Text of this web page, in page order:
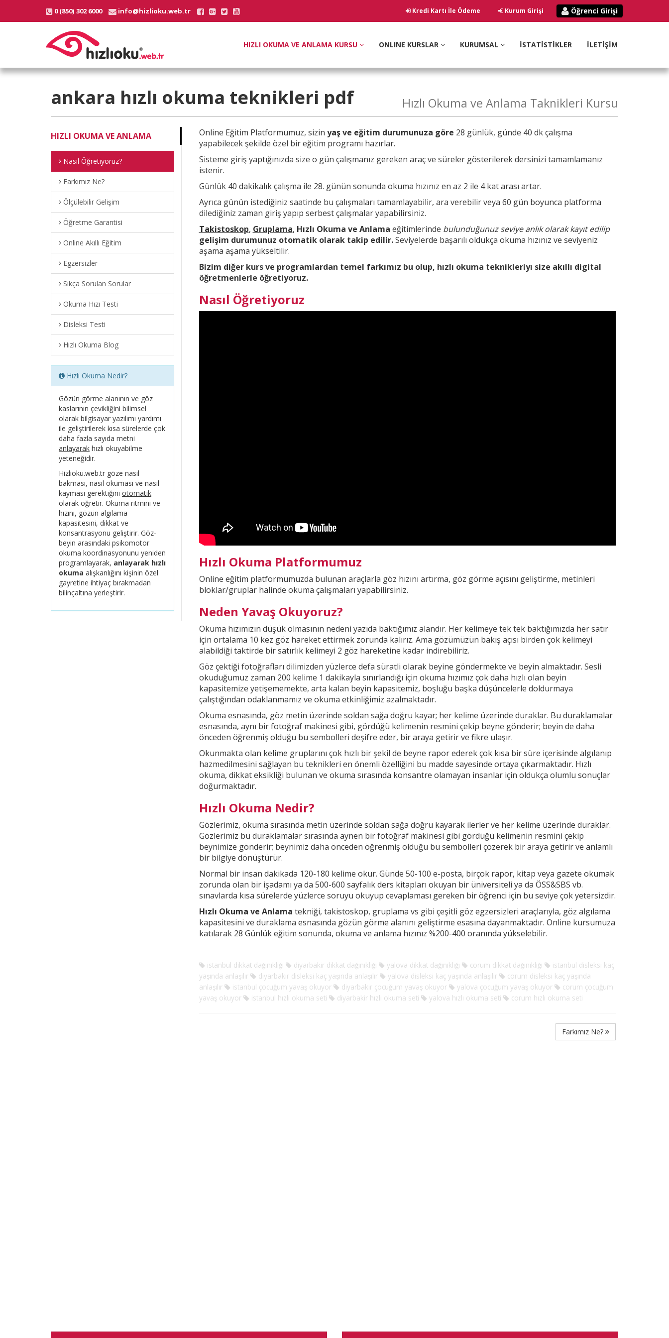
0 (850) 302 6000 info@hizlioku.web.tr Kredi Kartı İle Ödeme Kurum Girişi Öğrenci Girişi
HIZLI OKUMA VE ANLAMA KURSU ONLINE KURSLAR KURUMSAL İSTATİSTİKLER İLETİŞİM
ankara hızlı okuma teknikleri pdf Hızlı Okuma ve Anlama Taknikleri Kursu
HIZLI OKUMA VE ANLAMA
Nasıl Öğretiyoruz?
Farkımız Ne?
Ölçülebilir Gelişim
Öğretme Garantisi
Online Akıllı Eğitim
Egzersizler
Sıkça Sorulan Sorular
Okuma Hızı Testi
Disleksi Testi
Hızlı Okuma Blog
Hızlı Okuma Nedir?
Gözün görme alanının ve göz
kaslarının çevikliğini bilimsel
olarak bilgisayar yazılımı yardımı
ile geliştirilerek kısa sürelerde çok
daha fazla sayıda metni
anlayarak hızlı okuyabilme
yeteneğidir.
Hizlioku.web.tr göze nasıl
bakması, nasıl okuması ve nasıl
kayması gerektiğini otomatik
olarak öğretir. Okuma ritmini ve
hızını, gözün algılama
kapasitesini, dikkat ve
konsantrasyonu geliştirir. Göz-
beyin arasındaki psikomotor
okuma koordinasyonunu yeniden
programlayarak, anlayarak hızlı
okuma alışkanlığını kişinin özel
gayretine ihtiyaç bırakmadan
bilinçaltına yerleştirir.
Online Eğitim Platformumuz, sizin yaş ve eğitim durumunuza göre 28 günlük, günde 40 dk çalışma
yapabilecek şekilde özel bir eğitim programı hazırlar.
Sisteme giriş yaptığınızda size o gün çalışmanız gereken araç ve süreler gösterilerek dersinizi tamamlamanız
istenir.
Günlük 40 dakikalık çalışma ile 28. günün sonunda okuma hızınız en az 2 ile 4 kat arası artar.
Ayrıca günün istediğiniz saatinde bu çalışmaları tamamlayabilir, ara verebilir veya 60 gün boyunca platforma
dilediğiniz zaman giriş yapıp serbest çalışmalar yapabilirsiniz.
Takistoskop, Gruplama, Hızlı Okuma ve Anlama eğitimlerinde bulunduğunuz seviye anlık olarak kayıt edilip
gelişim durumunuz otomatik olarak takip edilir.Seviyelerde başarılı oldukça okuma hızınız ve seviyeniz
aşama aşama yükseltilir.
Bizim diğer kurs ve programlardan temel farkımız bu olup, hızlı okuma teknikleriyı size akıllı digital
öğretmenlerle öğretiyoruz.
Nasıl Öğretiyoruz
Hızlı Okuma Platformumuz
Online eğitim platformumuzda bulunan araçlarla göz hızını artırma, göz görme açısını geliştirme, metinleri
bloklar/gruplar halinde okuma çalışmaları yapabilirsiniz.
Neden Yavaş Okuyoruz?
Okuma hızımızın düşük olmasının nedeni yazıda baktığımız alandır. Her kelimeye tek tek baktığımızda her satır
için ortalama 10 kez göz hareket ettirmek zorunda kalırız. Ama gözümüzün bakış açısı birden çok kelimeyi
alabildiği taktirde birsatırlık kelimeyi 2 göz hareketine kadar indirebiliriz.
Göz çektiği fotoğrafları dilimizden yüzlerce defa süratli olarak beyine göndermekte ve beyin almaktadır. Sesli
okuduğumuz zaman 200 kelime 1 dakikayla sınırlandığı için okuma hızımız çok daha hızlı olan beyin
kapasitemize yetişememekte, arta kalan beyin kapasitemiz, boşluğu başka düşüncelerle doldurmaya
çalıştığından odaklanmamız ve okuma etkinliğimiz azalmaktadır.
Okuma esnasında, göz metin üzerinde soldan sağa doğru kayar; her kelime üzerinde duraklar. Bu duraklamalar
esnasında, aynı bir fotoğraf makinesi gibi, gördüğü kelimenin resmini çekip beyne gönderir; beyin de daha
önceden öğrenmiş olduğu bu sembolleri deşifre eder, bir araya getirir ve fikre ulaşır.
Okunmakta olan kelime gruplarını çok hızlı bir şekil de beyne rapor ederek çok kısa bir süre içerisinde algılanıp
hazmedilmesini sağlayan bu teknikleri en önemli özelliğini bu madde sayesinde ortaya çıkarmaktadır. Hızlı
okuma, dikkateksikliği bulunan ve okuma sırasında konsantre olamayan insanlar için oldukça olumlu sonuçlar
doğurmaktadır.
Hızlı Okuma Nedir?
Gözlerimiz, okuma sırasında metin üzerinde soldan sağa doğru kayarak ilerler ve her kelime üzerinde duraklar.
Gözlerimiz bu duraklamalar sırasında aynen bir fotoğraf makinesi gibi gördüğü kelimenin resmini çekip
beynimize gönderir; beynimiz daha önceden öğrenmiş olduğu bu sembolleri çözerek bir araya getirir ve anlamlı
bir bilgiye dönüştürür.
Normal bir insan dakikada 120-180 kelime okur. Günde 50-100 e-posta, birçok rapor, kitap veya gazete okumak
zorunda olan bir işadamı ya da 500-600 sayfalık ders kitapları okuyan bir üniversiteli ya da ÖSS&SBS vb.
sınavlarda kısa sürelerde yüzlerce soruyu okuyup cevaplaması gereken bir öğrenci için bu seviye çok yetersizdir.
Hızlı Okuma ve Anlama tekniği, takistoskop, gruplama vs gibi çeşitli göz egzersizleri araçlarıyla, göz algılama
kapasitesini ve duraklama esnasında gözün görme alanını geliştirme esasına dayanmaktadır. Online kursumuza
katılarak 28 Günlük eğitim sonunda, okuma ve anlama hızınız %200-400 oranında yükselebilir.
istanbul dikkat dağınıklığı diyarbakir dikkat dağınıklığı yalova dikkat dağınıklığı corum dikkat dağınıklığı
istanbul disleksi kaç
yaşında anlaşılır
diyarbakir disleksi kaç yaşında anlaşılır yalova disleksi kaç yaşında anlaşılır
corum disleksi kaç yaşında
anlaşılır
istanbul çocuğum yavaş okuyor diyarbakir çocuğum yavaş okuyor yalova çocuğum yavaş okuyor
corum çocuğum
yavaş okuyor
istanbul hızlı okuma seti diyarbakir hızlı okuma seti yalova hızlı okuma seti corum hızlı okuma seti
Farkımız Ne?